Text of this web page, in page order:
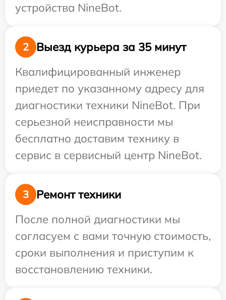
устройства NineBot.
2
Выезд курьера за 35 минут
Квалифицированный инженер
приедет по указанному адресу для
диагностики техники NineBot. При
серьезной неисправности мы
бесплатно доставим технику в
сервис в сервисный центр NineBot.
3
Ремонт техники
После полной диагностики мы
согласуем с вами точную стоимость,
сроки выполнения и приступим к
восстановлению техники.